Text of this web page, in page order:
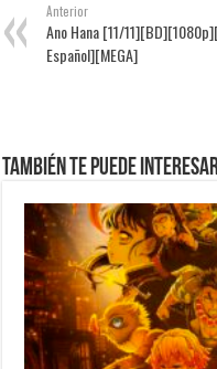
Anterior
Ano Hana [11/
Español][MEGA]
También te puede